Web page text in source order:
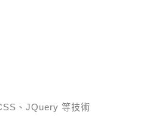
、JQuery 等技術